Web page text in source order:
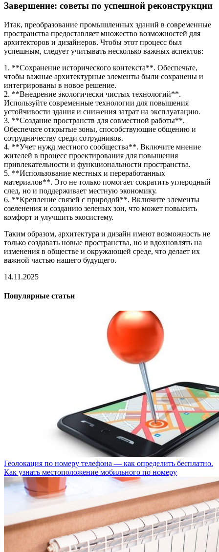
Завершение: советы по успешной реконструкции
Итак, преобразование промышленных зданий в современные
пространства предоставляет множество возможностей для
архитекторов и дизайнеров. Чтобы этот процесс был
успешным, следует учитывать несколько важных аспектов:
1. **Сохранение исторического контекста**. Обеспечьте,
чтобы важные архитектурные элементы были сохранены и
интегрированы в новое решение.
2. **Внедрение экологически чистых технологий**.
Используйте современные технологии для повышения
устойчивости здания и снижения затрат на эксплуатацию.
3. **Создание пространств для совместной работы**.
Обеспечьте открытые зоны, способствующие общению и
сотрудничеству среди сотрудников.
4. **Учет нужд местного сообщества**. Включите мнение
жителей в процесс проектирования для повышения
привлекательности и функциональности пространства.
5. **Использование местных и переработанных
материалов**. Это не только помогает сократить углеродный
след, но и поддерживает местную экономику.
6. **Крепление связей с природой**. Включите элементы
озеленения и созданию зеленых зон, что может повысить
комфорт и улучшить экосистему.
Таким образом, архитектура и дизайн имеют возможность не
только создавать новые пространства, но и вдохновлять на
изменения в обществе и окружающей среде, что делает их
важной частью нашего будущего.
14.11.2025
Популярные статьи
Геолокация по номеру телефона — как определить бесплатно.
Как узнать местоположение мобильного по номеру